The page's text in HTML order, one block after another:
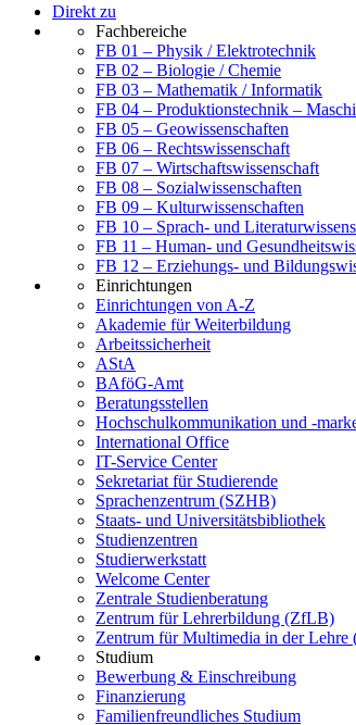
Direkt zu
Fachbereiche
FB 01 – Physik / Elektrotechnik
FB 02 – Biologie / Chemie
FB 03 – Mathematik / Informatik
FB 04 – Produktionstechnik –
FB 05 – Geowissenschaften
FB 06 – Rechtswissenschaft
FB 07 – Wirtschaftswissenschaft
FB 08 – Sozialwissenschaften
FB 09 – Kulturwissenschaften
FB 10 – Sprach- und
FB 11 – Human- und
FB 12 – Erziehungs- und
Einrichtungen
Einrichtungen von A-Z
Akademie für Weiterbildung
Arbeitssicherheit
AStA
BAföG-Amt
Beratungsstellen
Hochschulkommunikation und -
International Office
IT-Service Center
Sekretariat für Studierende
Sprachenzentrum (SZHB)
Staats- und Universitätsbibliothek
Studienzentren
Studierwerkstatt
Welcome Center
Zentrale Studienberatung
Zentrum für Lehrerbildung (ZfLB)
Zentrum für Multimedia in der
Studium
Bewerbung & Einschreibung
Finanzierung
Familienfreundliches Studium